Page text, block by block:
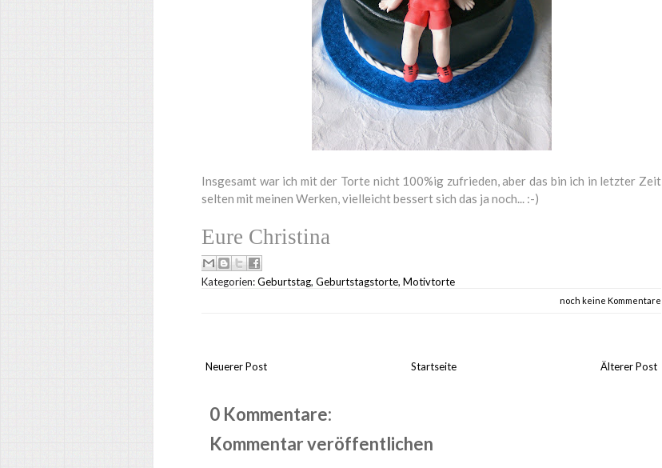
Insgesamt war ich mit der Torte nicht 100%ig zufrieden, aber das bin ich in letzter Zeit
selten mit meinen Werken, vielleicht bessert sich das ja noch... :-)
Eure Christina
Kategorien:Geburtstag, Geburtstagstorte, Motivtorte
noch keine Kommentare
Neuerer Post Älterer Post
Startseite
0 Kommentare:
Kommentar veröffentlichen